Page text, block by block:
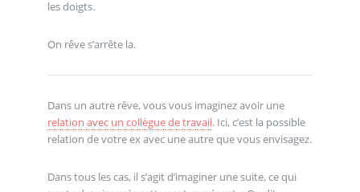
les doigts.
On rêve s’arrête la.
Dans un autre rêve, vous vous imaginez avoir une
relation avec un collègue de travail. Ici, c’est la possible
relation de votre ex avec une autre que vous envisagez.
Dans tous les cas, il s’agit d’imaginer une suite, ce qui